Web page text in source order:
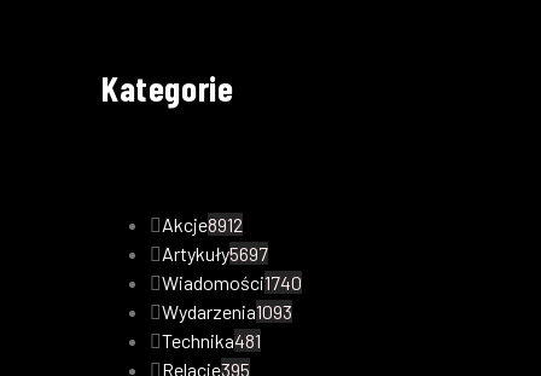
Kategorie
Akcje8912
Artykuły5697
Wiadomości1740
Wydarzenia1093
Technika481
Relacje395